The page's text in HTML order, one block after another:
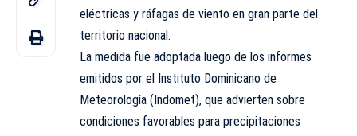
eléctricas y ráfagas de viento en gran parte del
territorio nacional.
La medida fue adoptada luego de los informes
emitidos por el Instituto Dominicano de
Meteorología (Indomet), que advierten sobre
condiciones favorables para precipitaciones